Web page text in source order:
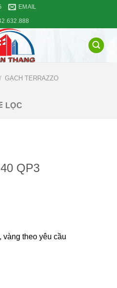
EMAIL
/ GẠCH TERRAZZO
LỌC
QP3
vàng theo yêu cầu